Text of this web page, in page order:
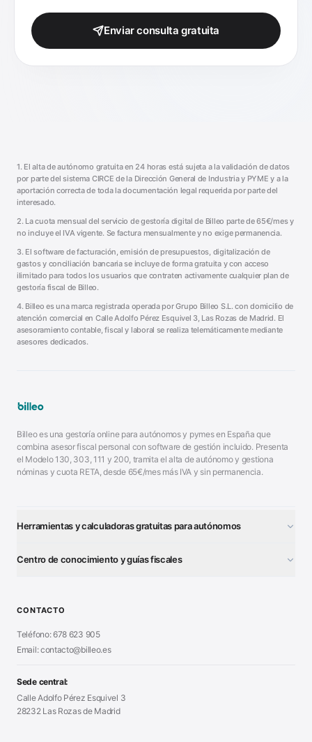
Enviar consulta gratuita
1. El alta de autónomo gratuita en 24 horas está sujeta a la validación de datos
por parte del sistema CIRCE de la Dirección General de Industria y PYME y a la
aportación correcta de toda la documentación legal requerida por parte del
interesado.
2. La cuota mensual del servicio de gestoría digital de Billeo parte de 65€/mes y
no incluye el IVA vigente. Se factura mensualmente y no exige permanencia.
3. El software de facturación, emisión de presupuestos, digitalización de
gastos y conciliación bancaria se incluye de forma gratuita y con acceso
ilimitado para todos los usuarios que contraten activamente cualquier plan de
gestoría fiscal de Billeo.
4. Billeo es una marca registrada operada por Grupo Billeo S.L. con domicilio de
atención comercial en Calle Adolfo Pérez Esquivel 3, Las Rozas de Madrid. El
asesoramiento contable, fiscal y laboral se realiza telemáticamente mediante
asesores dedicados.
Billeo es una gestoría online para autónomos y pymes en España que
combina asesor fiscal personal con software de gestión incluido. Presenta
el Modelo 130, 303, 111 y 200, tramita el alta de autónomo y gestiona
nóminas y cuota RETA, desde 65€/mes más IVA y sin permanencia.
Herramientas y calculadoras gratuitas para autónomos
Generador Nóminas
■ Generador Presupuestos
Generador Facturas
■Modelo Nómina PDF
■Calculadora Vacaciones
Centro de conocimiento y guías fiscales
■Alta Autónomo Paso a Paso
Declaración Renta 2026
■Certificado Digital
■Sanciones Hacienda
CONTACTO
Teléfono: 678 623 905
Email: contacto@billeo.es
Sede central:
Calle Adolfo Pérez Esquivel 3
28232 Las Rozas de Madrid